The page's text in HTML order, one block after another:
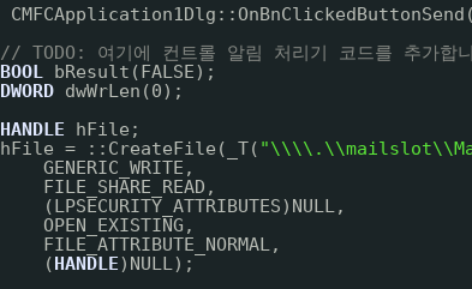
// TODO: 여기에 컨트롤 알림 처리기 코드를 추가합
BOOL
bResult(FALSE);
DWORD dwWrLen(0);
HANDLE
hFile;
hFile = ::CreateFile(_T(
GENERIC_WRITE,
FILE_SHARE_READ,
(LPSECURITY_ATTRIBUTES)NULL,
OPEN_EXISTING,
FILE_ATTRIBUTE_NORMAL,
(HANDLE)NULL);